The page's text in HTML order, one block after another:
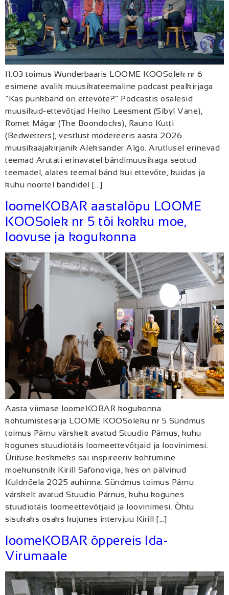
11.03 toimus Wunderbaaris LOOME KOOSolek nr 6
esimene avalik muusikateemaline podcast pealkirjaga
“Kas punkbänd on ettevõte?” Podcastis osalesid
muusikud-ettevõtjad Heiko Leesment (Sibyl Vane),
Romet Mägar (The Boondocks), Rauno Kutti
(Bedwetters), vestlust modereeris aasta 2026
muusikaajakirjanik Aleksander Algo. Arutlusel erinevad
teemad Arutati erinavatel bändimuusikaga seotud
teemadel, alates teemal bänd kui ettevõte, kuidas ja
kuhu noortel bändidel […]
loomeKOBAR aastalõpu LOOME
KOOSolek nr 5 tõi kokku moe,
loovuse ja kogukonna
Aasta viimase loomeKOBAR kogukonna
kohtumistesarja LOOME KOOSoleku nr 5 Sündmus
toimus Pärnu värskelt avatud Stuudio Pärnus, kuhu
kogunes stuudiotäis loomeettevõtjaid ja loovinimesi.
Ürituse keskmeks sai inspireeriv kohtumine
moekunstnik Kirill Safonoviga, kes on pälvinud
Kuldnõela 2025 auhinna. Sündmus toimus Pärnu
värskelt avatud Stuudio Pärnus, kuhu kogunes
stuudiotäis loomeettevõtjaid ja loovinimesi. Õhtu
sisukaks osaks kujunes intervjuu Kirill […]
loomeKOBAR õppereis Ida-
Virumaale